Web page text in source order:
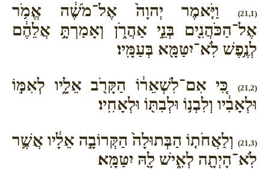
(21,1)
וַיֹּ֤אמֶר יְהוָה֙ אֶל־מֹשֶׁ֔ה אֱמֹ֥ר
אֶל־הַכֹּהֲנִ֖ים בְּנֵ֣י אַהֲרֹ֑ן וְאָמַרְתָּ֣ אֲלֵהֶ֔ם
לְנֶ֥פֶשׁ לֹֽא־יִטַּמָּ֖א בְּעַמָּֽיו׃
(21,2)
כִּ֚י אִם־לִשְׁאֵר֔וֹ הַקָּרֹ֖ב אֵלָ֑יו לְאִמּ֣וֹ
וּלְאָבִ֔יו וְלִבְנ֥וֹ וּלְבִתּ֖וֹ וּלְאָחִֽיו׃
(21,3)
וְלַאֲחֹת֤וֹ הַבְּתוּלָה֙ הַקְּרוֹבָ֣ה אֵלָ֔יו אֲשֶׁ֥ר
לֹֽא־הָיְתָ֖ה לְאִ֑ישׁ לָ֖הּ יִטַּמָּֽא׃